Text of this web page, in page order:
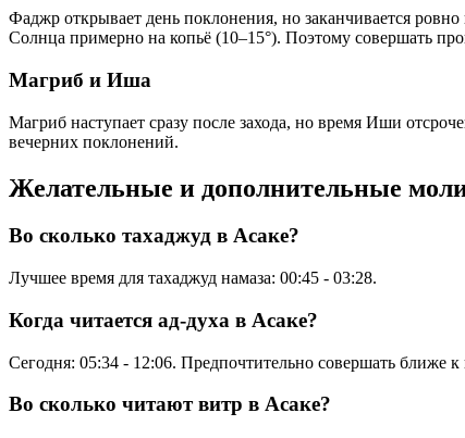
Фаджр открывает день поклонения, но заканчивается
Солнца примерно на копьё (10–15°). Поэтому совершать
Магриб и Иша
Магриб наступает сразу после захода, но время Иши
вечерних поклонений.
Желательные и дополнительные
Во сколько тахаджуд в Асаке?
Лучшее время для тахаджуд намаза: 00:45 - 03:28.
Когда читается ад-духа в Асаке?
Сегодня: 05:34 - 12:06. Предпочтительно совершать ближе
Во сколько читают витр в Асаке?